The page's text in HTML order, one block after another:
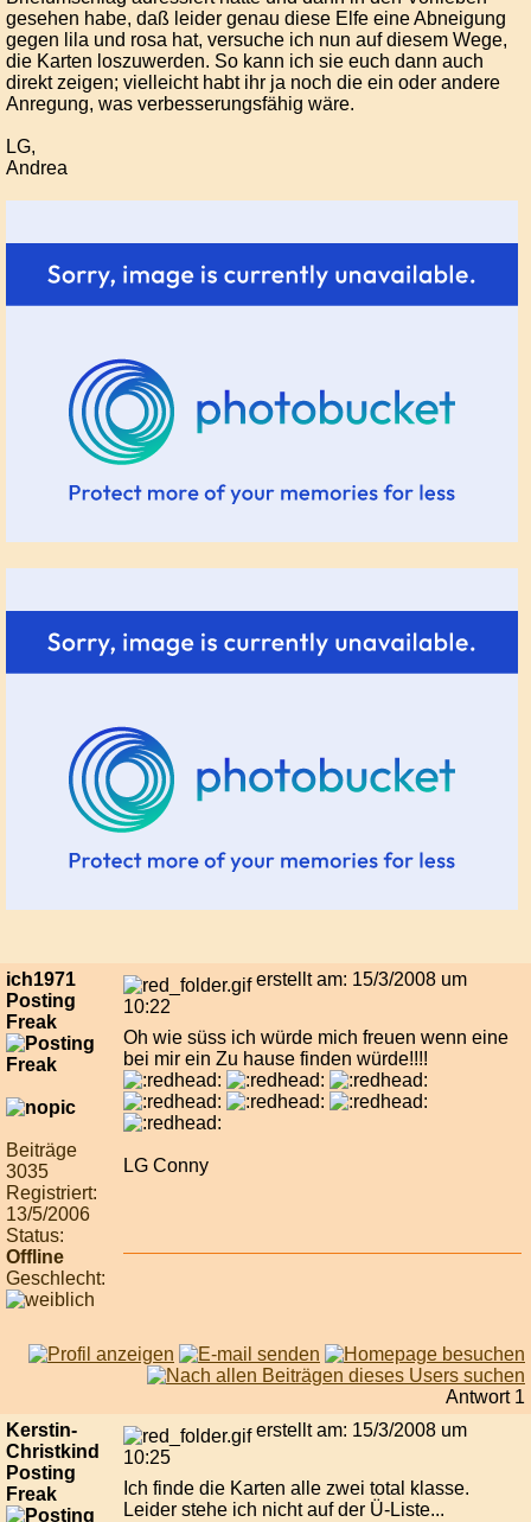
gesehen habe, daß leider genau diese Elfe eine Abneigung
gegen lila und rosa hat, versuche ich nun auf diesem Wege,
die Karten loszuwerden. So kann ich sie euch dann auch
direkt zeigen; vielleicht habt ihr ja noch die ein oder andere
Anregung, was verbesserungsfähig wäre.
LG,
Andrea
ich1971
Posting
Freak
Beiträge
3035
Registriert:
13/5/2006
Status:
Offline
Geschlecht:
erstellt am: 15/3/2008 um
10:22
Oh wie süss ich würde mich freuen wenn eine
bei mir ein Zu hause finden würde!!!!
LG Conny
Antwort 1
Kerstin-
Christkind
Posting
Freak
erstellt am: 15/3/2008 um
10:25
Ich finde die Karten alle zwei total klasse.
Leider stehe ich nicht auf der Ü-Liste...